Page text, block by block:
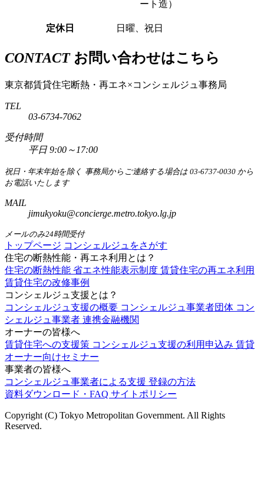
ート造）
定休日 日曜、祝日
CONTACT お問い合わせはこちら
東京都賃貸住宅断熱・再エネ×コンシェルジュ事務局
TEL
03-6734-7062
受付時間
平日 9:00～17:00
祝日・年末年始を除く 事務局からご連絡する場合は 03-6737-0030 から
お電話いたします
MAIL
jimukyoku@concierge.metro.tokyo.lg.jp
メールのみ24時間受付
トップページ コンシェルジュをさがす
住宅の断熱性能・再エネ利用とは？
住宅の断熱性能 省エネ性能表示制度 賃貸住宅の再エネ利用
賃貸住宅の改修事例
コンシェルジュ支援とは？
コンシェルジュ支援の概要 コンシェルジュ事業者団体 コン
シェルジュ事業者 連携金融機関
オーナーの皆様へ
賃貸住宅への支援策 コンシェルジュ支援の利用申込み 賃貸
オーナー向けセミナー
事業者の皆様へ
コンシェルジュ事業者による支援 登録の方法
資料ダウンロード・FAQ サイトポリシー
Copyright (C) Tokyo Metropolitan Government. All Rights
Reserved.